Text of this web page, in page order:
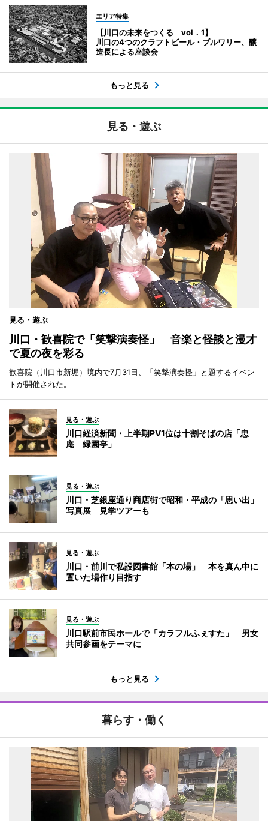
エリア特集
【川口の未来をつくる vol．1】
川口の4つのクラフトビール・ブルワリー、醸
造長による座談会
もっと見る
見る・遊ぶ
見る・遊ぶ
川口・歓喜院で「笑撃演奏怪」 音楽と怪談と漫才
で夏の夜を彩る
歓喜院（川口市新堀）境内で7月31日、「笑撃演奏怪」と題するイベン
トが開催された。
見る・遊ぶ
川口経済新聞・上半期PV1位は十割そばの店「忠
庵 緑園亭」
見る・遊ぶ
川口・芝銀座通り商店街で昭和・平成の「思い出」
写真展 見学ツアーも
見る・遊ぶ
川口・前川で私設図書館「本の場」 本を真ん中に
置いた場作り目指す
見る・遊ぶ
川口駅前市民ホールで「カラフルふぇすた」 男女
共同参画をテーマに
もっと見る
暮らす・働く